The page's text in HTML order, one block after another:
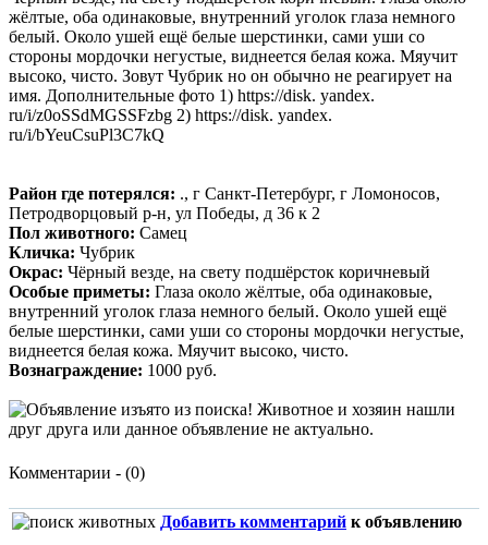
жёлтые, оба одинаковые, внутренний уголок глаза немного
белый. Около ушей ещё белые шерстинки, сами уши со
стороны мордочки негустые, виднеется белая кожа. Мяучит
высоко, чисто. Зовут Чубрик но он обычно не реагирует на
имя. Дополнительные фото 1) https://disk. yandex.
ru/i/z0oSSdMGSSFzbg 2) https://disk. yandex.
ru/i/bYeuCsuPl3C7kQ
Район где потерялся: ., г Санкт-Петербург, г Ломоносов,
Петродворцовый р-н, ул Победы, д 36 к 2
Пол животного: Самец
Кличка: Чубрик
Окрас: Чёрный везде, на свету подшёрсток коричневый
Особые приметы: Глаза около жёлтые, оба одинаковые,
внутренний уголок глаза немного белый. Около ушей ещё
белые шерстинки, сами уши со стороны мордочки негустые,
виднеется белая кожа. Мяучит высоко, чисто.
Вознаграждение: 1000 руб.
Комментарии - (0)
Добавить комментарий к объявлению